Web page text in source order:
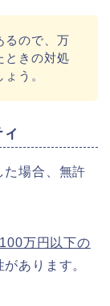
るので、万
ときの対処
う。
た場合、無許
万円以下の
あります。